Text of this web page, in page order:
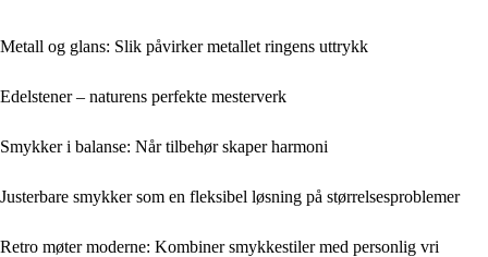
Metall og glans: Slik påvirker metallet ringens uttrykk
Edelstener – naturens perfekte mesterverk
Smykker i balanse: Når tilbehør skaper harmoni
Justerbare smykker som en fleksibel løsning på størrelsesproblemer
Retro møter moderne: Kombiner smykkestiler med personlig vri